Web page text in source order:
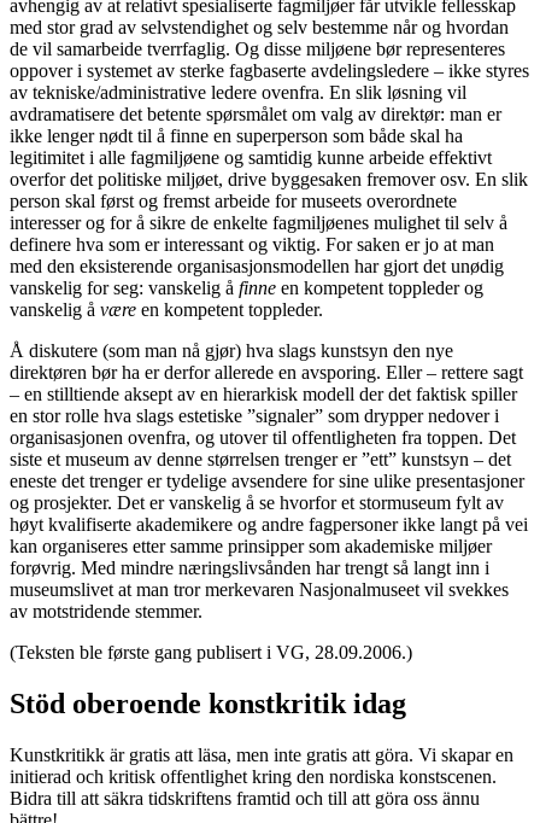
avhengig av at relativt spesialiserte fagmiljøer får utvikle fellesskap
med stor grad av selvstendighet og selv bestemme når og hvordan
de vil samarbeide tverrfaglig. Og disse miljøene bør representeres
oppover i systemet av sterke fagbaserte avdelingsledere – ikke styres
av tekniske/administrative ledere ovenfra. En slik løsning vil
avdramatisere det betente spørsmålet om valg av direktør: man er
ikke lenger nødt til å finne en superperson som både skal ha
legitimitet i alle fagmiljøene og samtidig kunne arbeide effektivt
overfor det politiske miljøet, drive byggesaken fremover osv. En slik
person skal først og fremst arbeide for museets overordnete
interesser og for å sikre de enkelte fagmiljøenes mulighet til selv å
definere hva som er interessant og viktig. For saken er jo at man
med den eksisterende organisasjonsmodellen har gjort det unødig
vanskelig for seg: vanskelig å finne en kompetent toppleder og
vanskelig å være en kompetent toppleder.
Å diskutere (som man nå gjør) hva slags kunstsyn den nye
direktøren bør ha er derfor allerede en avsporing. Eller – rettere sagt
– en stilltiende aksept av en hierarkisk modell der det faktisk spiller
en stor rolle hva slags estetiske ”signaler” som drypper nedover i
organisasjonen ovenfra, og utover til offentligheten fra toppen. Det
siste et museum av denne størrelsen trenger er ”ett” kunstsyn – det
eneste det trenger er tydelige avsendere for sine ulike presentasjoner
og prosjekter. Det er vanskelig å se hvorfor et stormuseum fylt av
høyt kvalifiserte akademikere og andre fagpersoner ikke langt på vei
kan organiseres etter samme prinsipper som akademiske miljøer
forøvrig. Med mindre næringslivsånden har trengt så langt inn i
museumslivet at man tror merkevaren Nasjonalmuseet vil svekkes
av motstridende stemmer.
(Teksten ble første gang publisert i VG, 28.09.2006.)
Stöd oberoende konstkritik idag
Kunstkritikk är gratis att läsa, men inte gratis att göra. Vi skapar en
initierad och kritisk offentlighet kring den nordiska konstscenen.
Bidra till att säkra tidskriftens framtid och till att göra oss ännu